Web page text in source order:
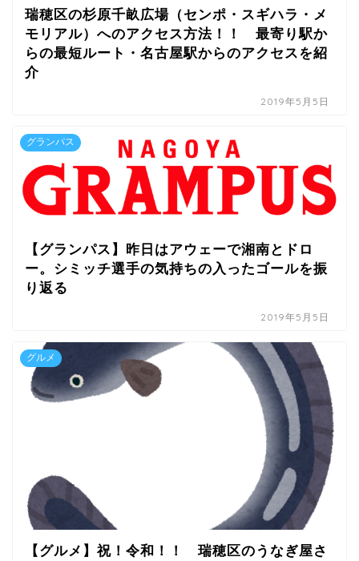
瑞穂区の杉原千畝広場（センポ・スギハラ・メ
モリアル）へのアクセス方法！！ 最寄り駅か
らの最短ルート・名古屋駅からのアクセスを紹
介
2019年5月5日
グランパス
【グランパス】昨日はアウェーで湘南とドロ
ー。シミッチ選手の気持ちの入ったゴールを振
り返る
2019年5月5日
グルメ
【グルメ】祝！令和！！ 瑞穂区のうなぎ屋さ